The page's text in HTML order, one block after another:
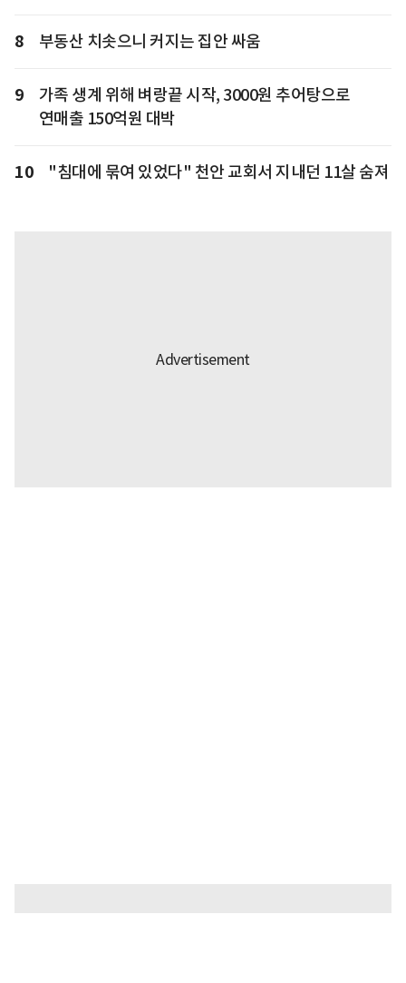
8 부동산 치솟으니 커지는 집안 싸움
9
가족 생계 위해 벼랑끝 시작, 3000원 추어탕으로
연매출 150억원 대박
10 "침대에 묶여 있었다" 천안 교회서 지내던 11살 숨져